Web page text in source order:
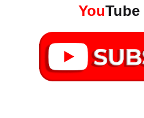
YouTube